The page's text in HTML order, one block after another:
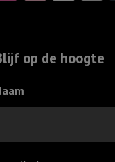
op de hoogte